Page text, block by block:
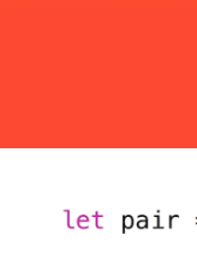
Questions pour
poste de